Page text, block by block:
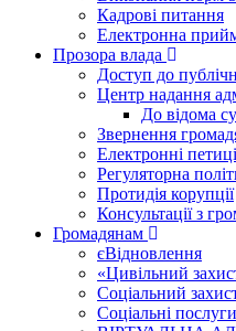
Кадрові питання
Електронна
Прозора влада
Доступ до
Центр надання
До відома
Звернення
Електронні
Регуляторна
Протидія корупції
Консультації з
Громадянам
єВідновлення
«Цивільний
Соціальний
Соціальні послуги